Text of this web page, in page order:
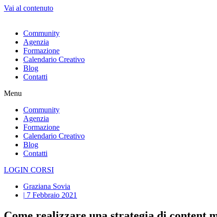
Vai al contenuto
Community
Agenzia
Formazione
Calendario Creativo
Blog
Contatti
Menu
Community
Agenzia
Formazione
Calendario Creativo
Blog
Contatti
LOGIN CORSI
Graziana Sovia
| 7 Febbraio 2021